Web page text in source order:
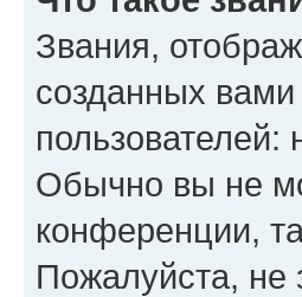
Звания,
созданных
Обычно вы не
конференции,
Пожалуйста,